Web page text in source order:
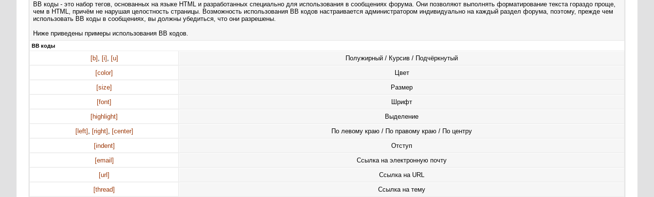
BB коды - это набор тегов, основанных на языке HTML и разработанных специально для использования в сообщениях форума. Они позволяют выполнять форматирование текста гораздо проще,
чем в HTML, причём не нарушая целостность страницы. Возможность использования BB кодов настраивается администратором индивидуально на каждый раздел форума, поэтому, прежде чем
использовать BB коды в сообщениях, вы должны убедиться, что они разрешены.
Ниже приведены примеры использования BB кодов.
BB коды
[b] , [i] , [u]
Полужирный / Курсив / Подчёркнутый
[color]
Цвет
[size]
Размер
[font]
Шрифт
[highlight]
Выделение
[left] , [right] , [center]
По левому краю / По правому краю / По центру
[indent]
Отступ
[email]
Ссылка на электронную почту
[url]
Ссылка на URL
[thread]
Ссылка на тему